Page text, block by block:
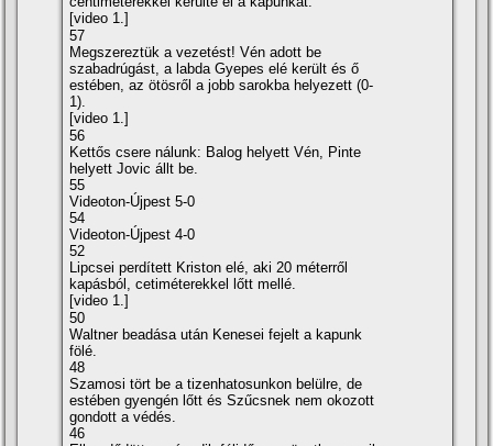
[video 1.]
57
Megszereztük a vezetést! Vén adott be
szabadrúgást, a labda Gyepes elé került és ő
estében, az ötösről a jobb sarokba helyezett (0-
1).
[video 1.]
56
Kettős csere nálunk: Balog helyett Vén, Pinte
helyett Jovic állt be.
55
Videoton-Újpest 5-0
54
Videoton-Újpest 4-0
52
Lipcsei perdí­tett Kriston elé, aki 20 méterről
kapásból, cetiméterekkel lőtt mellé.
[video 1.]
50
Waltner beadása után Kenesei fejelt a kapunk
fölé.
48
Szamosi tört be a tizenhatosunkon belülre, de
estében gyengén lőtt és Szűcsnek nem okozott
gondott a védés.
46